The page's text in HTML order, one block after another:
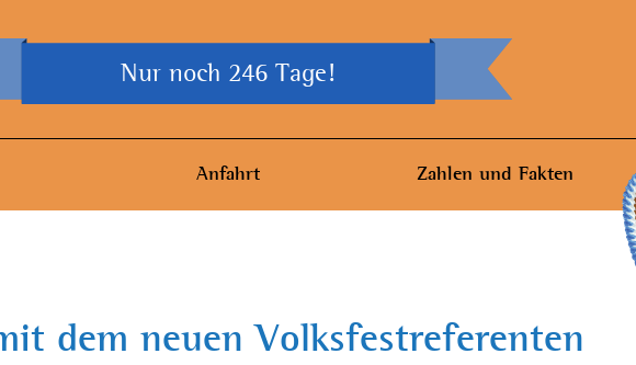
Nur noch 246 Tage!
Anfahrt Zahlen und Fakten
dem neuen Volksfestreferenten